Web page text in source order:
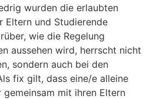
wurden die erlaubten
Eltern und Studierende
wie die Regelung
aussehen wird, herrscht nicht
sondern auch bei den
fix gilt, dass eine/e alleine
mit ihren Eltern